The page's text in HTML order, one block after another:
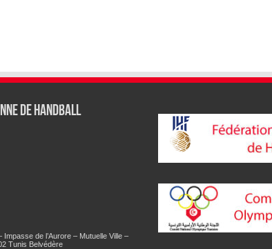
de Handball
de l’Aurore – Mutuelle Ville –
Tunis Belvédère